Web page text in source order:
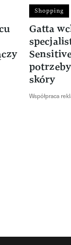
Shopping
Gatta
skóry
Współpraca